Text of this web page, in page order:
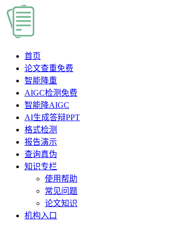
首页
论文查重免费
智能降重
AIGC检测 免费
智能降AIGC
AI生成答辩PPT
格式检测
报告演示
查询真伪
知识专栏
使用帮助
常见问题
论文知识
机构入口